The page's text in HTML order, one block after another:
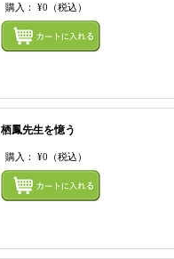
購入： ¥0 （税込）
栖鳳先生を憶う
購入： ¥0 （税込）